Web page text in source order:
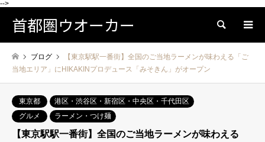
-->
首都圏ウオーカー 検索
ブログ
【東京駅駅一番街】全国のご当地ラーメンが味わえる「ご
当地エリア」にHIKAKINプロデュース「みそきん」がオープン
東京都
港区・渋谷区・新宿区・中央区・千代田区
グルメ
ラーメン・つけ麺
【東京駅駅一番街】全国のご当地ラーメンが味わえる